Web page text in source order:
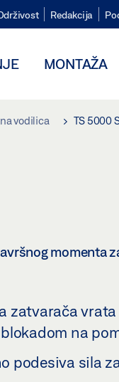
Redakcija
MONTAŽA
vodilica TS 5000
momenta
zatvarača
na
podesiva sila